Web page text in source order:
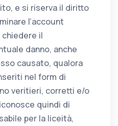
e si riserva il diritto
l’account
chiedere il
danno, anche
causato, qualora
nel form di
veritieri, corretti e/o
quindi di
per la liceità,